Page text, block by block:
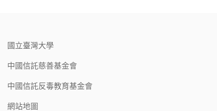
國立臺灣大學
中國信託慈善基金會
中國信託反毒教育基金會
網站地圖